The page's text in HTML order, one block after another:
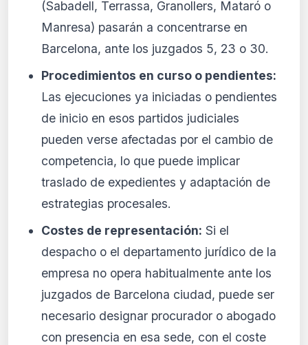
(Sabadell, Terrassa, Granollers, Mataró o
Manresa) pasarán a concentrarse en
Barcelona, ante los juzgados 5, 23 o 30.
Procedimientos en curso o pendientes:
Las ejecuciones ya iniciadas o pendientes
de inicio en esos partidos judiciales
pueden verse afectadas por el cambio de
competencia, lo que puede implicar
traslado de expedientes y adaptación de
estrategias procesales.
Costes de representación: Si el
despacho o el departamento jurídico de la
empresa no opera habitualmente ante los
juzgados de Barcelona ciudad, puede ser
necesario designar procurador o abogado
con presencia en esa sede, con el coste